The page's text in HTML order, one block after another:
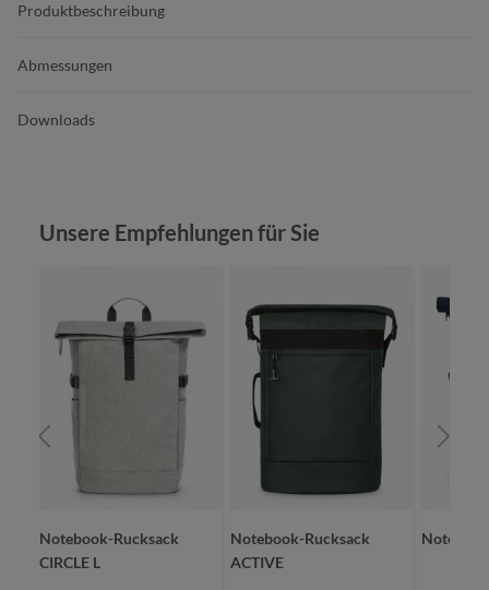
Produktbeschreibung
Abmessungen
Downloads
Produktgalerie überspringen
Unsere Empfehlungen für Sie
Notebook-Rucksack
CIRCLE L
Notebook-Rucksack
ACTIVE